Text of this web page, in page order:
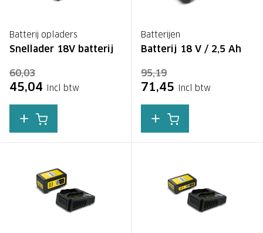
Batterij opladers
Snellader 18V batterij
60,03
45,04 Incl btw
Batterijen
Batterij 18 V / 2,5 Ah
95,19
71,45 Incl btw